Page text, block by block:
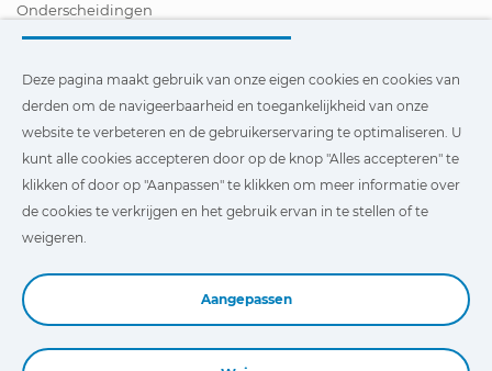
Onderscheidingen
Verdeler worden
Nieuws
Video´s
FAQ - V&A
van derden om de navigeerbaarheid en toegankelijkheid van
onze website te verbeteren en de gebruikerservaring te
optimaliseren. U kunt te klikken op
ervan in te stellen of te weigeren.
Deze pagina maakt gebruik van onze eigen cookies en cookies van
derden om de navigeerbaarheid en toegankelijkheid van onze
website te verbeteren en de gebruikerservaring te optimaliseren. U
kunt alle cookies accepteren door op de knop "Alles accepteren" te
klikken of door op "Aanpassen" te klikken om meer informatie over
de cookies te verkrijgen en het gebruik ervan in te stellen of te
weigeren.
Aangepassen